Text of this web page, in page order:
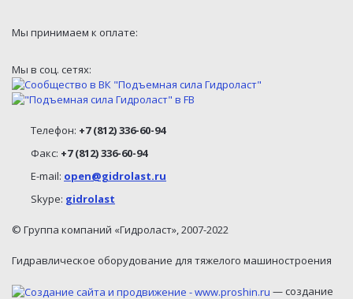
Мы принимаем к оплате:
Мы в соц. сетях:
Телефон: +7 (812) 336-60-94
Факс: +7 (812) 336-60-94
E-mail: open@gidrolast.ru
Skype: gidrolast
© Группа компаний «Гидроласт», 2007-2022
Гидравлическое оборудование для тяжелого машиностроения
— создание